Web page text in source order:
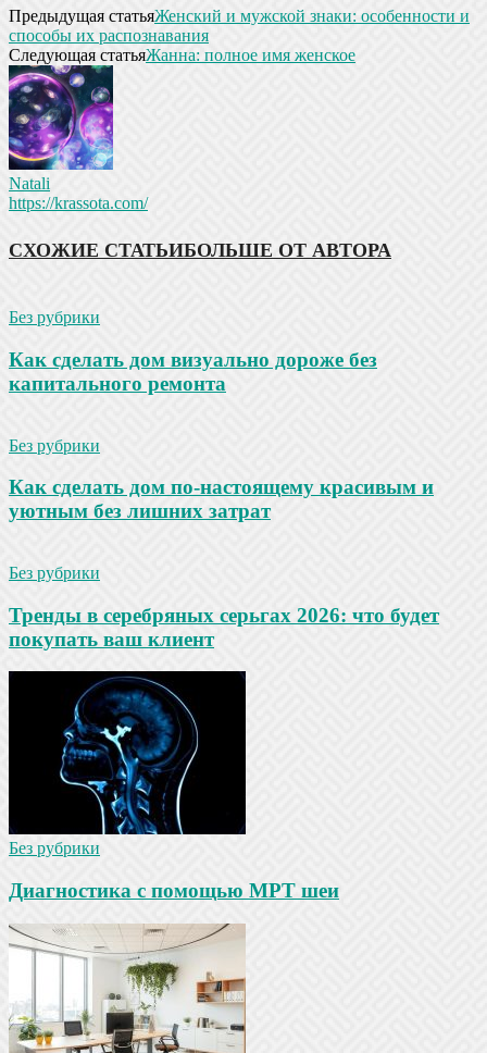
Предыдущая статьяЖенский и мужской знаки: особенности и
способы их распознавания
Следующая статьяЖанна: полное имя женское
Natali
https://krassota.com/
СХОЖИЕ СТАТЬИБОЛЬШЕ ОТ АВТОРА
Без рубрики
Как сделать дом визуально дороже без
капитального ремонта
Без рубрики
Как сделать дом по-настоящему красивым и
уютным без лишних затрат
Без рубрики
Тренды в серебряных серьгах 2026: что будет
покупать ваш клиент
Без рубрики
Диагностика с помощью МРТ шеи